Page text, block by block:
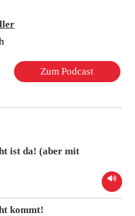
Zum Podcast
ist da! (aber mit
kommt!